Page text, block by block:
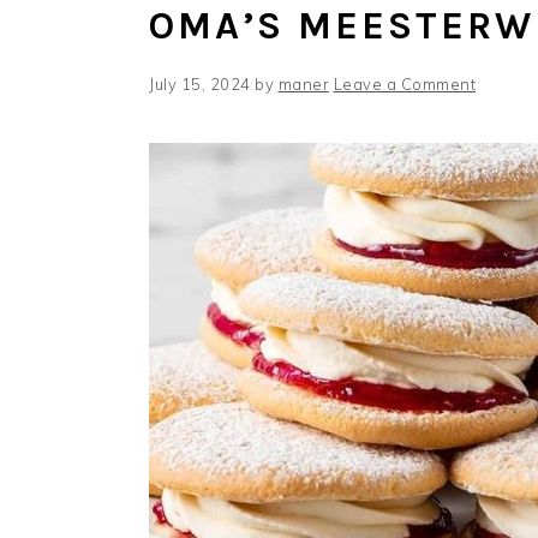
OMA’S
July 15, 2024 by maner Leave a Comment